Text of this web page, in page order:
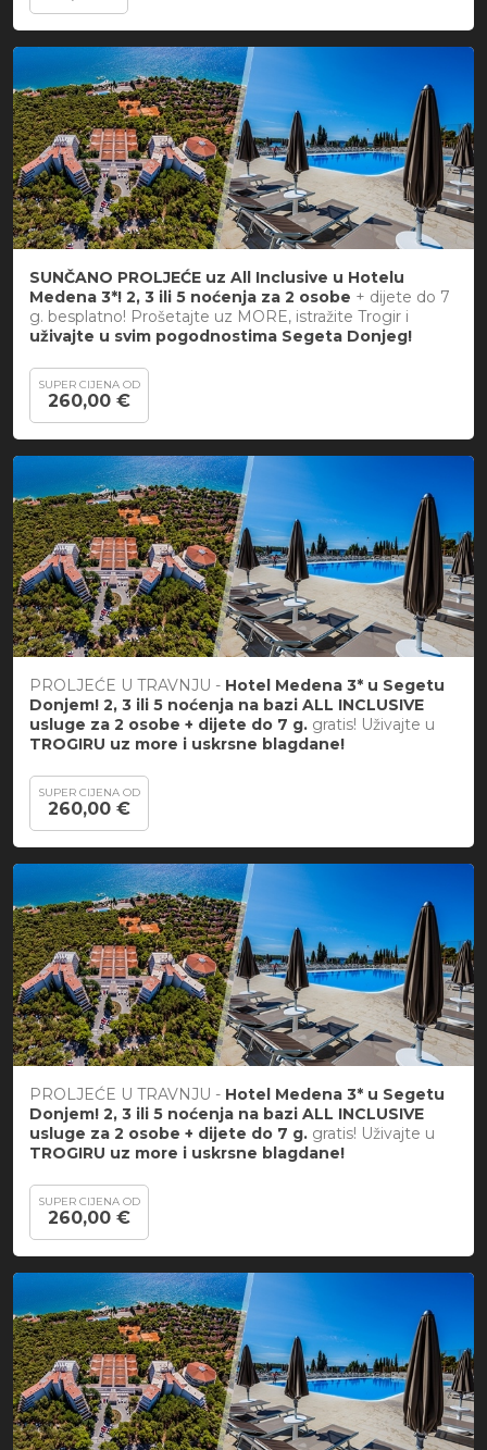
SUNČANO PROLJEĆE uz All Inclusive u Hotelu
Medena 3*! 2, 3 ili 5 noćenja za 2 osobe + dijete do 7
g. besplatno! Prošetajte uz MORE, istražite Trogir i
uživajte u svim pogodnostima Segeta Donjeg!
SUPER CIJENA OD
260,00 €
PROLJEĆE U TRAVNJU - Hotel Medena 3* u Segetu
Donjem! 2, 3 ili 5 noćenja na bazi ALL INCLUSIVE
usluge za 2 osobe + dijete do 7 g. gratis! Uživajte u
TROGIRU uz more i uskrsne blagdane!
SUPER CIJENA OD
260,00 €
PROLJEĆE U TRAVNJU - Hotel Medena 3* u Segetu
Donjem! 2, 3 ili 5 noćenja na bazi ALL INCLUSIVE
usluge za 2 osobe + dijete do 7 g. gratis! Uživajte u
TROGIRU uz more i uskrsne blagdane!
SUPER CIJENA OD
260,00 €